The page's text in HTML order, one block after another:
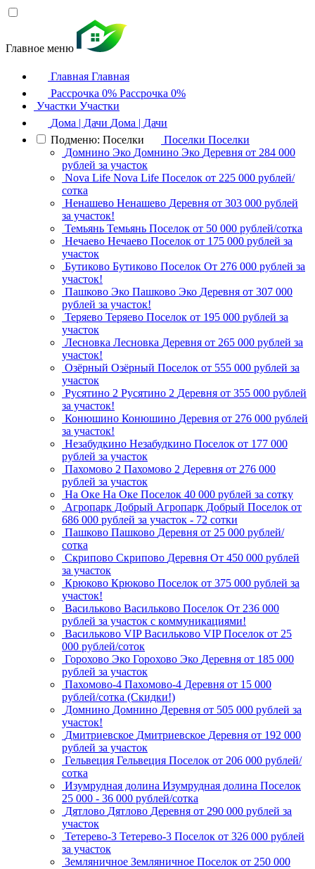
Главное меню
Главная Главная
Рассрочка 0% Рассрочка 0%
Участки Участки
Дома | Дачи Дома | Дачи
Подменю: Поселки
Поселки Поселки
Домнино Эко Домнино Эко Деревня от 284 000
рублей за участок
Nova Life Nova Life Поселок от 225 000 рублей/
сотка
Ненашево Ненашево Деревня от 303 000 рублей
за участок!
Темьянь Темьянь Поселок от 50 000 рублей/сотка
Нечаево Нечаево Поселок от 175 000 рублей за
участок
Бутиково Бутиково Поселок От 276 000 рублей за
участок!
Пашково Эко Пашково Эко Деревня от 307 000
рублей за участок!
Теряево Теряево Поселок от 195 000 рублей за
участок
Лесновка Лесновка Деревня от 265 000 рублей за
участок!
Озёрный Озёрный Поселок от 555 000 рублей за
участок
Русятино 2 Русятино 2 Деревня от 355 000 рублей
за участок!
Конюшино Конюшино Деревня от 276 000 рублей
за участок!
Незабудкино Незабудкино Поселок от 177 000
рублей за участок
Пахомово 2 Пахомово 2 Деревня от 276 000
рублей за участок
На Оке На Оке Поселок 40 000 рублей за сотку
Агропарк Добрый Агропарк Добрый Поселок от
686 000 рублей за участок - 72 сотки
Пашково Пашково Деревня от 25 000 рублей/
сотка
Скрипово Скрипово Деревня От 450 000 рублей
за участок
Крюково Крюково Поселок от 375 000 рублей за
участок!
Васильково Васильково Поселок От 236 000
рублей за участок с коммуникациями!
Васильково VIP Васильково VIP Поселок от 25
000 рублей/соток
Горохово Эко Горохово Эко Деревня от 185 000
рублей за участок
Пахомово-4 Пахомово-4 Деревня от 15 000
рублей/сотка (Скидки!)
Домнино Домнино Деревня от 505 000 рублей за
участок!
Дмитриевское Дмитриевское Деревня от 192 000
рублей за участок
Гельвеция Гельвеция Поселок от 206 000 рублей/
сотка
Изумрудная долина Изумрудная долина Поселок
25 000 - 36 000 рублей/сотка
Дятлово Дятлово Деревня от 290 000 рублей за
участок
Тетерево-3 Тетерево-3 Поселок от 326 000 рублей
за участок
Земляничное Земляничное Поселок от 250 000